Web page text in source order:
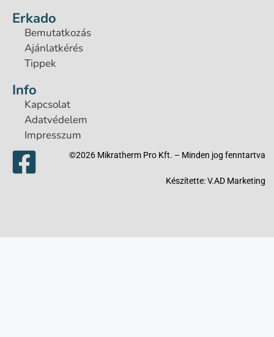
Erkado
Bemutatkozás
Ajánlatkérés
Tippek
Info
Kapcsolat
Adatvédelem
Impresszum
©2026 Mikratherm Pro Kft. – Minden jog fenntartva​
Készítette:V.AD Marketing